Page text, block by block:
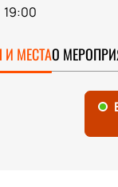
19:00
МЕСТАО